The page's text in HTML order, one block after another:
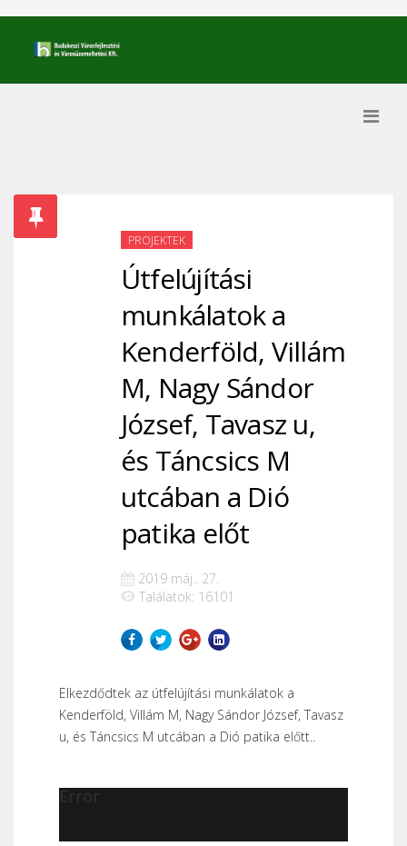
PROJEKTEK
Útfelújítási
munkálatok a
Kenderföld, Villám
M, Nagy Sándor
József, Tavasz u,
és Táncsics M
utcában a Dió
patika előt
2019 máj.. 27.
Találatok: 16101
Elkezdődtek az útfelújítási munkálatok a
Kenderföld, Villám M, Nagy Sándor József, Tavasz
u, és Táncsics M utcában a Dió patika előtt..
Error